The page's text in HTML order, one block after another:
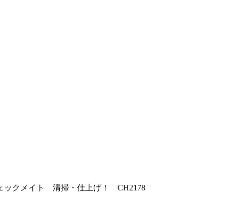
ックメイト 清掃・仕上げ！ CH2178